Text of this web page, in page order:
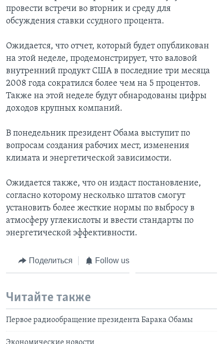
провести встречи во вторник и среду для
обсуждения ставки ссудного процента.
Ожидается, что отчет, который будет опубликован
на этой неделе, продемонстрирует, что валовой
внутренний продукт США в последние три месяца
2008 года сократился более чем на 5 процентов.
Также на этой неделе будут обнародованы цифры
доходов крупных компаний.
В понедельник президент Обама выступит по
вопросам создания рабочих мест, изменения
климата и энергетической зависимости.
Ожидается также, что он издаст постановление,
согласно которому несколько штатов смогут
установить более жесткие нормы по выбросу в
атмосферу углекислоты и ввести стандарты по
энергетической эффективности.
Поделиться Follow us
Читайте также
Первое радиообращение президента Барака Обамы